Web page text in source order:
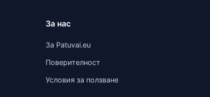
За нас
За Patuvai.eu
Поверителност
Условия за ползване